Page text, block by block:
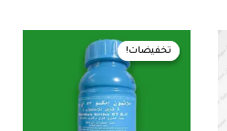
تخفيضات!
تخفيضات!
السعر
الأصلي
هو:
95,00 EGP.
السعر
الحالي
هو:
90,00 EGP.